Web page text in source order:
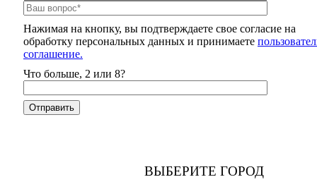
Нажимая на кнопку, вы подтверждаете свое согласие на
обработку персональных данных и принимаете
соглашение.
Что больше, 2 или 8?
ВЫБЕРИТЕ ГОРОД